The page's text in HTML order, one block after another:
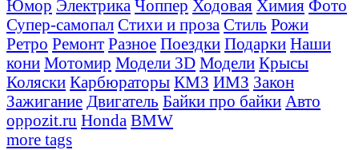
Юмор Электрика Чоппер Ходовая Химия Фото
Супер-самопал Стихи и проза Стиль Рожи
Ретро Ремонт Разное Поездки Подарки Наши
кони Мотомир Модели 3D Модели Крысы
Коляски Карбюраторы КМЗ ИМЗ Закон
Зажигание Двигатель Байки про байки Авто
oppozit.ru Honda BMW
more tags